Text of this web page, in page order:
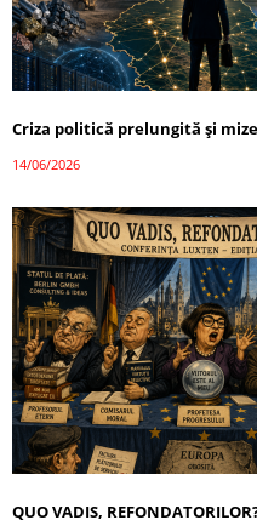
Criza politică prelungită și
14/06/2026
QUO VADIS,